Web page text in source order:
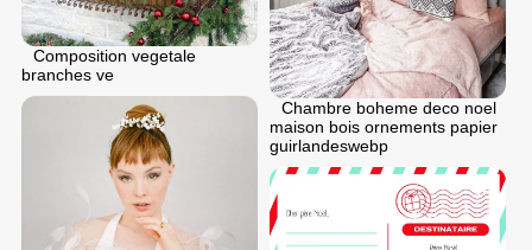
Chambre boheme deco noel
maison bois ornements papier
guirlandeswebp
Composition vegetale
branches ve